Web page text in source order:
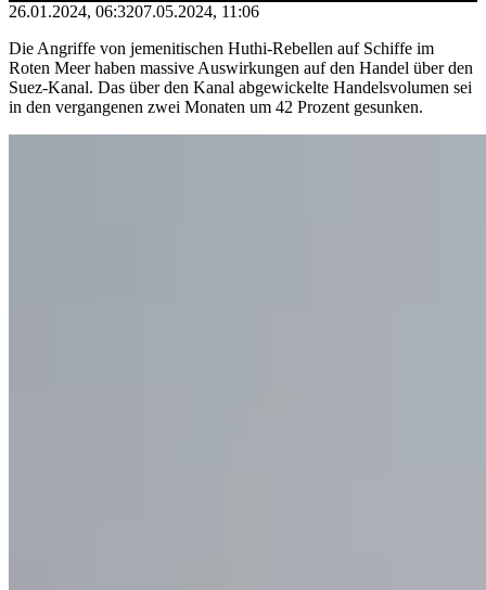
26.01.2024, 06:3207.05.2024, 11:06
Die Angriffe von jemenitischen Huthi-Rebellen auf Schiffe im
Roten Meer haben massive Auswirkungen auf den Handel über den
Suez-Kanal. Das über den Kanal abgewickelte Handelsvolumen sei
in den vergangenen zwei Monaten um 42 Prozent gesunken.